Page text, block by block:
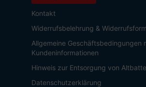
Kontakt
Widerrufsbelehrung &
Allgemeine Geschäftsbedingungen
Kundeninformationen
Hinweis zur Entsorgung von
Datenschutzerklärung